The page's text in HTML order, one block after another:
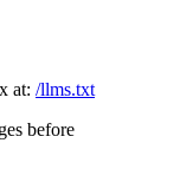
at: /llms.txt
before